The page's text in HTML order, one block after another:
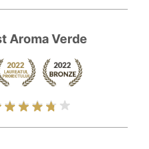
Aroma Verde